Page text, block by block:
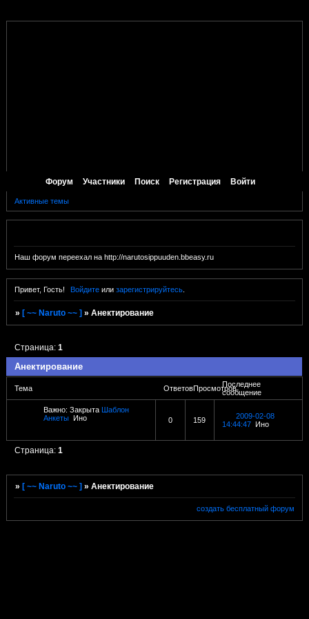
Форум Участники Поиск Регистрация Войти
Активные темы
Наш форум переехал на http://narutosippuuden.bbeasy.ru
Привет, Гость! Войдите илизарегистрируйтесь
» [ ~~ Naruto ~~ ] »Анектирование
Анектирование
Страница:1
Тема ОтветовПросмотровПоследнее
сообщение
Важно: Закрыта Шаблон
Анкеты Ино 0 159
2009-02-08
14:44:47 Ино
Страница:1
» [ ~~ Naruto ~~ ] »Анектирование
создать бесплатный форум